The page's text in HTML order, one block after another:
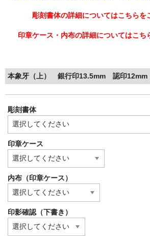
彫刻書体の詳細についてはこちらを
印章ケース・内布の詳細についてはこち
本象牙（上） 銀行印13.5mm 認印12mm
彫刻書体
印章ケース
内布（印章ケース）
印影確認（下書き）